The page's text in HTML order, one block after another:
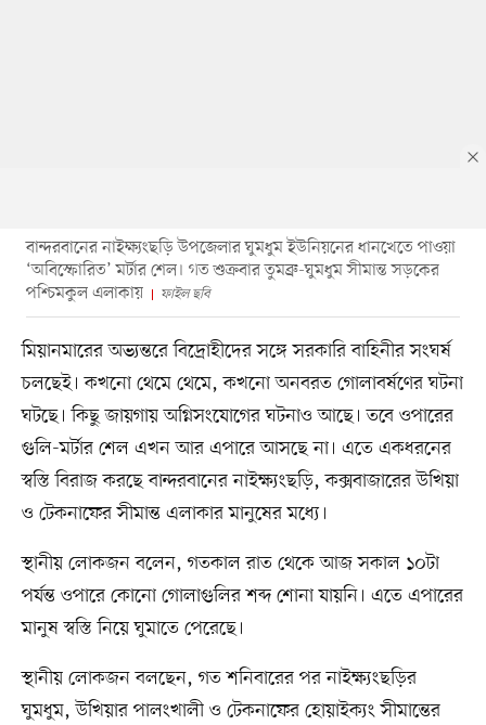
বান্দরবানের নাইক্ষ্যংছড়ি উপজেলার ঘুমধুম ইউনিয়নের ধানখেতে পাওয়া
‘অবিস্ফোরিত’ মর্টার শেল। গত শুক্রবার তুমব্রু-ঘুমধুম সীমান্ত সড়কের
পশ্চিমকুল এলাকায়
ফাইল ছবি
মিয়ানমারের অভ্যন্তরে বিদ্রোহীদের সঙ্গে সরকারি বাহিনীর সংঘর্ষ
চলছেই। কখনো থেমে থেমে, কখনো অনবরত গোলাবর্ষণের ঘটনা
ঘটছে। কিছু জায়গায় অগ্নিসংযোগের ঘটনাও আছে। তবে ওপারের
গুলি-মর্টার শেল এখন আর এপারে আসছে না। এতে একধরনের
স্বস্তি বিরাজ করছে বান্দরবানের নাইক্ষ্যংছড়ি, কক্সবাজারের উখিয়া
ও টেকনাফের সীমান্ত এলাকার মানুষের মধ্যে।
স্থানীয় লোকজন বলেন, গতকাল রাত থেকে আজ সকাল ১০টা
পর্যন্ত ওপারে কোনো গোলাগুলির শব্দ শোনা যায়নি। এতে এপারের
মানুষ স্বস্তি নিয়ে ঘুমাতে পেরেছে।
স্থানীয় লোকজন বলছেন, গত শনিবারের পর নাইক্ষ্যংছড়ির
ঘুমধুম, উখিয়ার পালংখালী ও টেকনাফের হোয়াইক্যং সীমান্তের